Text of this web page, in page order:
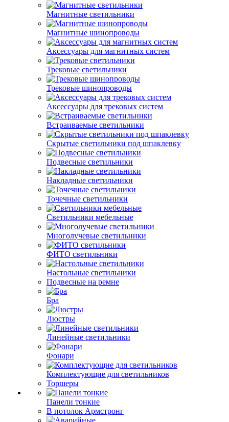
Магнитные светильники
Магнитные шинопроводы
Аксессуары для магнитных систем
Трековые светильники
Трековые шинопроводы
Аксессуары для трековых систем
Встраиваемые светильники
Скрытые светильники под шпаклевку
Подвесные светильники
Накладные светильники
Точечные светильники
Светильники мебельные
Многолучевые светильники
ФИТО светильники
Настольные светильники
Подвесные на ремне
Бра
Люстры
Линейные светильники
Фонари
Комплектующие для светильников
Торшеры
Панели тонкие
В потолок Армстронг